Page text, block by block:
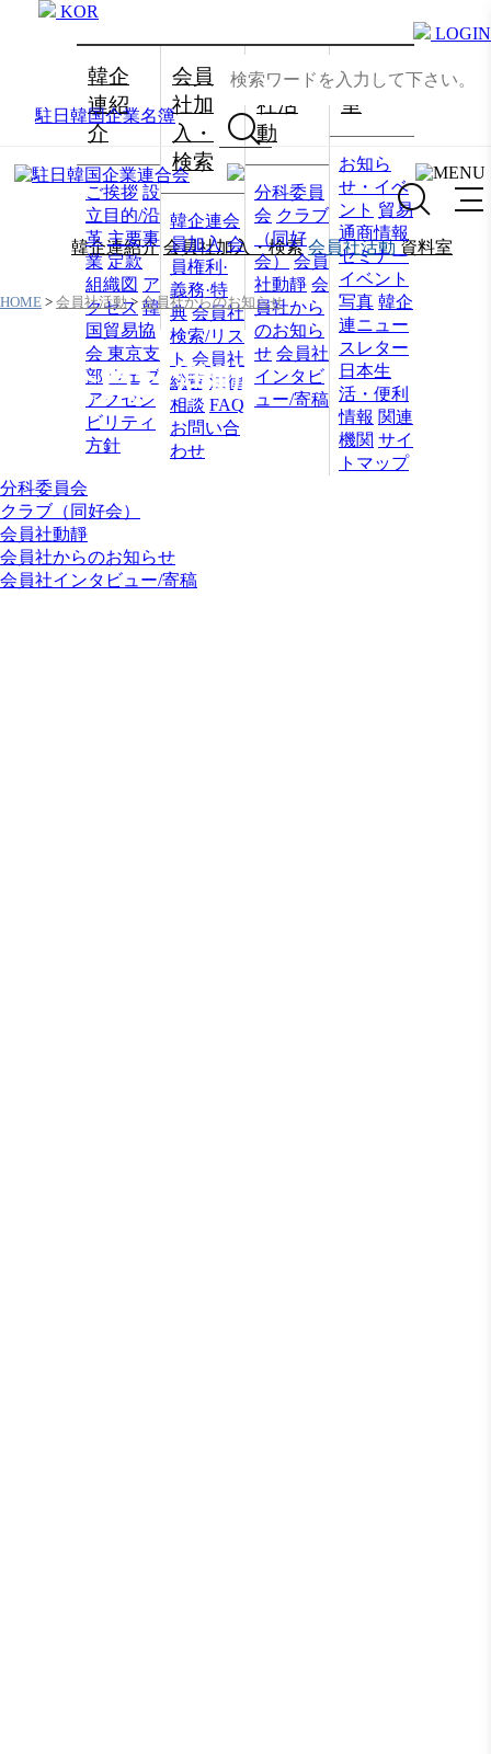
韓企
連紹
介
ご挨拶 設
立目的/沿
革 主要事
業 定款
組織図 ア
クセス 韓
国貿易協
会 東京支
部 ウェブ
アクセシ
ビリティ
方針
会員
社加
入・
検索
韓企連会
員加入 会
員権利·
義務·特
典 会員社
検索/リス
ト 会員社
総覧 法律
相談 FAQ
お問い合
わせ
会員
社活
動
分科委員
会 クラブ
（同好
会） 会員
社動靜 会
員社から
のお知ら
せ 会員社
インタビ
ュー/寄稿
資料
室
お知ら
せ・イベ
ント 貿易
通商情報
セミナー
イベント
写真 韓企
連ニュー
スレター
日本生
活・便利
情報 関連
機関 サイ
トマップ
駐日韓国企業名簿
KOR
LOGIN
韓企連紹介 会員社加入・検索 会員社活動 資料室
HOME > 会員社活動> 会員社からのお知らせ
会員社活動
分科委員会
クラブ（同好会）
会員社動靜
会員社からのお知らせ
会員社インタビュー/寄稿